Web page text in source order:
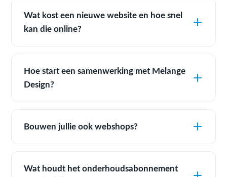
Wat kost een nieuwe website en hoe snel
kan die online?
Hoe start een samenwerking met Melange
Design?
Bouwen jullie ook webshops?
Wat houdt het onderhoudsabonnement